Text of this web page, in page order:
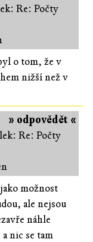
Re: Počty
o tom, že v
nižší než v
» odpovědět «
Re: Počty
možnost
ale nejsou
náhle
nic se tam